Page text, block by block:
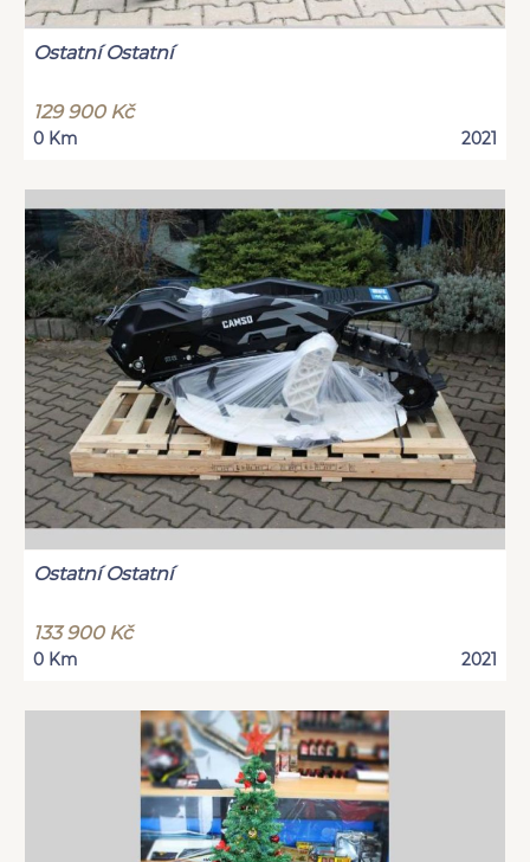
Ostatní Ostatní
129 900 Kč
0 Km 2021
Ostatní Ostatní
133 900 Kč
0 Km 2021